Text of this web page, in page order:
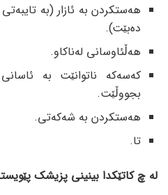
هەستکردن بە ئازار (بە تایبەتی
دەبێت).
هەڵئاوسانی لەناکاو.
کەسەکە ناتوانێت بە
بجووڵێت.
هەستکردن بە شەکەتی.
تا.
لە چ کاتێکدا بینینی پزیشک